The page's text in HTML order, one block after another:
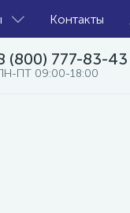
Контакты
(800) 777-83-43
ПТ 09:00-18:00